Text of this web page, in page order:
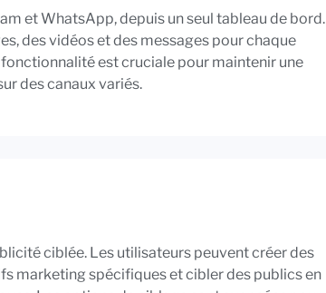
et WhatsApp, depuis un seul tableau de bord.
des vidéos et des messages pour chaque
est cruciale pour maintenir une
des canaux variés.
ciblée. Les utilisateurs peuvent créer des
marketing spécifiques et cibler des publics en